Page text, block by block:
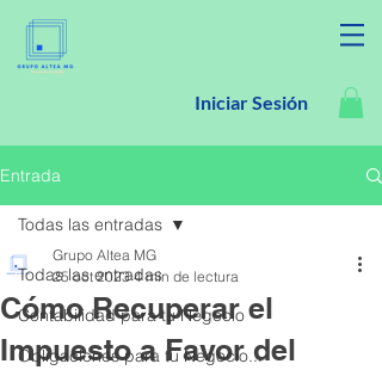
Iniciar Sesión
Entrada
Todas las entradas
Contabilidad para tu Negocio
Obligaciones para tu Negocio...
Todas las entradas
Cómo Recuperar el
Impuesto a Favor del
Grupo Altea MG
25 oct 2023 4 min de lectura